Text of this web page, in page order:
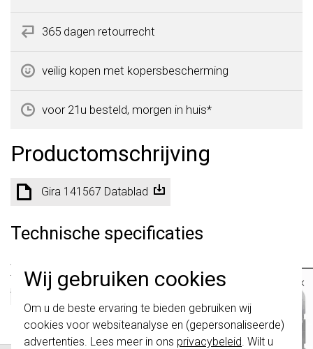
Wij gebruiken cookies
Om u de beste ervaring te bieden gebruiken wij
cookies voor websiteanalyse en (gepersonaliseerde)
advertenties. Lees meer in ons privacybeleid . Wilt u
365 dagen retourrecht
veilig kopen met kopersbescherming
voor 21u besteld, morgen in huis*
Productomschrijving
Gira 141567 Datablad
Technische specificaties
Specificatie
Type toebehoren/onderdelen
Overig
Toebehoren
Onderdeel
Ja
×
schakelwippen zijn vernieuwd. Ze zijn
niette combineren met de schakelaars
van vóór augustus 2024.